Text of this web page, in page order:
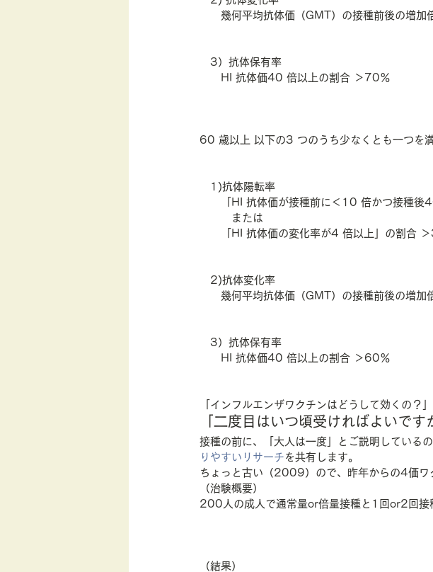
幾何平均抗体価（GMT）の接種前後の増加
3）抗体保有率
HI 抗体価40 倍以上の割合 ＞70％
60 歳以上 以下の3 つのうち少なくとも一つを
1)抗体陽転率
「HI 抗体価が接種前に＜10 倍かつ接種後
または
「HI 抗体価の変化率が4 倍以上」の割合
2)抗体変化率
幾何平均抗体価（GMT）の接種前後の増加
3）抗体保有率
HI 抗体価40 倍以上の割合 ＞60％
「インフルエンザワクチンはどうして効くの？
「二度目はいつ頃受ければよいです
接種の前に、「大人は一度」とご説明している
りやすいリサーチ を共有します。
ちょっと古い（2009）ので、昨年からの4価ワ
（治験概要）
200人の成人で通常量or倍量接種と1回or2回接
（結果）